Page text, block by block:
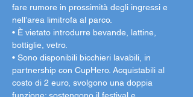
fare rumore in prossimità degli ingressi e
nell’area limitrofa al parco.
• È vietato introdurre bevande, lattine,
bottiglie, vetro.
• Sono disponibili bicchieri lavabili, in
partnership con CupHero. Acquistabili al
costo di 2 euro, svolgono una doppia